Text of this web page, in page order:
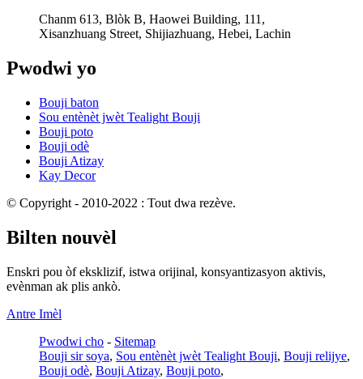
Chanm 613, Blòk B, Haowei Building, 111,
Xisanzhuang Street, Shijiazhuang, Hebei, Lachin
Pwodwi yo
Bouji baton
Sou entènèt jwèt Tealight Bouji
Bouji poto
Bouji odè
Bouji Atizay
Kay Decor
© Copyright - 2010-2022 : Tout dwa rezève.
Bilten nouvèl
Enskri pou òf eksklizif, istwa orijinal, konsyantizasyon aktivis,
evènman ak plis ankò.
Antre Imèl
Pwodwi cho - Sitemap
Bouji sir soya, Sou entènèt jwèt Tealight Bouji, Bouji relijye,
Bouji odè, Bouji Atizay, Bouji poto,